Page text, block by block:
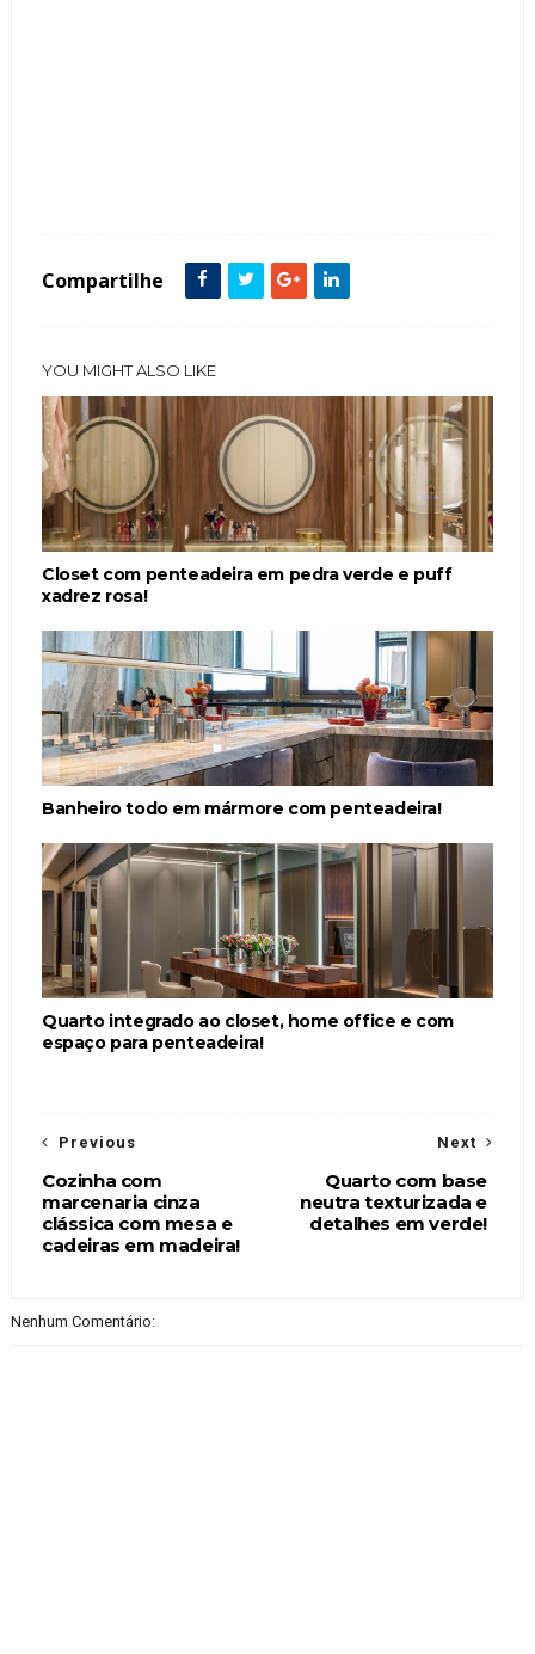
Compartilhe
YOU MIGHT ALSO LIKE
Closet com penteadeira em pedra verde e puff
xadrez rosa!
Banheiro todo em mármore com penteadeira!
Quarto integrado ao closet, home office e com
espaço para penteadeira!
Next
Quarto com base
neutra texturizada e
detalhes em verde!
Previous
Cozinha com
marcenaria cinza
clássica com mesa e
cadeiras em madeira!
Nenhum Comentário: